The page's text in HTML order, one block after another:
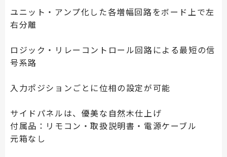
ユニット・アンプ化した各増幅回路をボード上で左
右分離
ロジック・リレーコントロール回路による最短の信
号系路
入力ポジションごとに位相の設定が可能
サイドパネルは、優美な自然木仕上げ
付属品：リモコン・取扱説明書・電源ケーブル
元箱なし